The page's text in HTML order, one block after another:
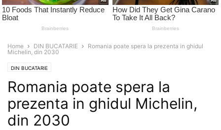
Home DIN BUCATARIE
Romania poate spera la prezenta in ghidul
Michelin, din 2030
DIN BUCATARIE
Romania poate spera la
prezenta in ghidul Michelin,
din 2030